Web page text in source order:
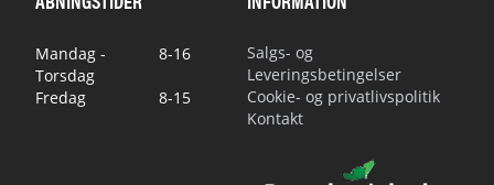
Mandag -
Torsdag
8-16
Fredag 8-15
Salgs- og
Leveringsbetingelser
Cookie- og privatlivspolitik
Kontakt